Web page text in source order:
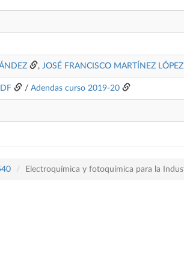
, JOSÉ FRANCISCO MARTÍNEZ LÓPEZ
/ Adendas curso 2019-20
Electroquímica y fotoquímica para la